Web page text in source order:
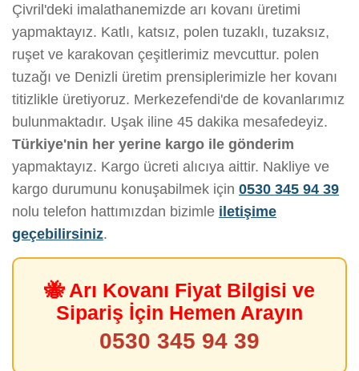
Çivril'deki imalathanemizde arı kovanı üretimi
yapmaktayız. Katlı, katsız, polen tuzaklı, tuzaksız,
ruşet ve karakovan çeşitlerimiz mevcuttur. polen
tuzağı ve Denizli üretim prensiplerimizle her kovanı
titizlikle üretiyoruz. Merkezefendi'de de kovanlarımız
bulunmaktadır. Uşak iline 45 dakika mesafedeyiz.
Türkiye'nin her yerine kargo ile gönderim
yapmaktayız. Kargo ücreti alıcıya aittir. Nakliye ve
kargo durumunu konuşabilmek için 0530 345 94 39
nolu telefon hattımızdan bizimle iletişime
geçebilirsiniz.
🐝 Arı Kovanı Fiyat Bilgisi ve
Sipariş İçin Hemen Arayın
0530 345 94 39